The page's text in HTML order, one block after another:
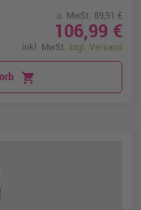
o. MwSt. 89,91 €
106,99 €
inkl. MwSt. zzgl. Versand
shopping_cart